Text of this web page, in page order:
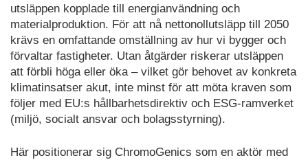
utsläppen kopplade till energianvändning och
materialproduktion. För att nå nettonollutsläpp till 2050
krävs en omfattande omställning av hur vi bygger och
förvaltar fastigheter. Utan åtgärder riskerar utsläppen
att förbli höga eller öka – vilket gör behovet av konkreta
klimatinsatser akut, inte minst för att möta kraven som
följer med EU:s hållbarhetsdirektiv och ESG-ramverket
(miljö, socialt ansvar och bolagsstyrning).
Här positionerar sig ChromoGenics som en aktör med